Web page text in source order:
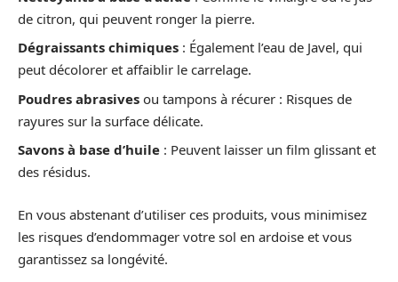
de citron, qui peuvent ronger la pierre.
Dégraissants chimiques : Également l’eau de Javel, qui
peut décolorer et affaiblir le carrelage.
Poudres abrasives ou tampons à récurer : Risques de
rayures sur la surface délicate.
Savons à base d’huile : Peuvent laisser un film glissant et
des résidus.
En vous abstenant d’utiliser ces produits, vous minimisez
les risques d’endommager votre sol en ardoise et vous
garantissez sa longévité.